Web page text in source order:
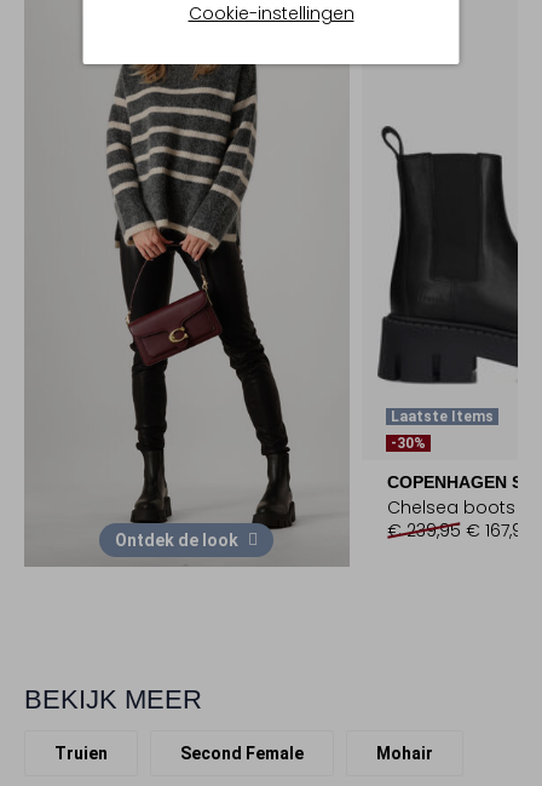
Cookie-instellingen
Ontdek de look
Laatste Items
-30%
COPENHAGEN
Chelsea boots
€ 239,95 € 167,99
BEKIJK MEER
Truien Second Female Mohair